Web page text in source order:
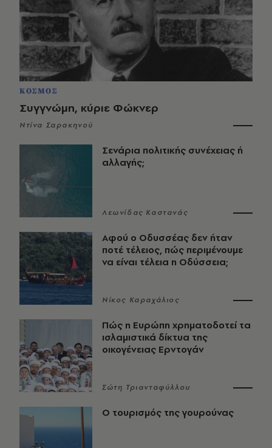
ΚΟΣΜΟΣ
Συγγνώμη, κύριε Φώκνερ
Ντίνα Σαρακηνού
Σενάρια πολιτικής συνέχειας ή
αλλαγής;
Λεωνίδας Καστανάς
Αφού ο Οδυσσέας δεν ήταν
ποτέ τέλειος, πώς περιμένουμε
να είναι τέλεια η Οδύσσεια;
Νίκος Καραχάλιος
Πώς η Ευρώπη χρηματοδοτεί τα
ισλαμιστικά δίκτυα της
οικογένειας Ερντογάν
Σώτη Τριανταφύλλου
Ο τουρισμός της γουρούνας